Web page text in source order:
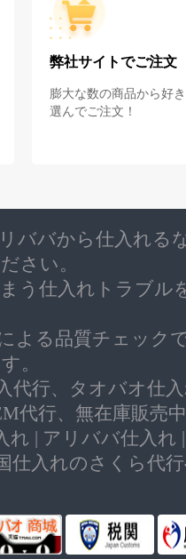
弊社サイトでご注文
膨大な数の商品から好
選んでご注文！
ババから仕入れる
さい。
う仕入れトラブル
よる品質チェック
。
代行、タオバオ仕
代行、無在庫販売
れ | アリババ仕入れ
仕入れのさくら代